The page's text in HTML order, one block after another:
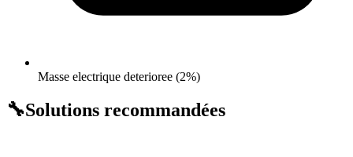
Masse electrique deterioree (2%)
🔧Solutions recommandées